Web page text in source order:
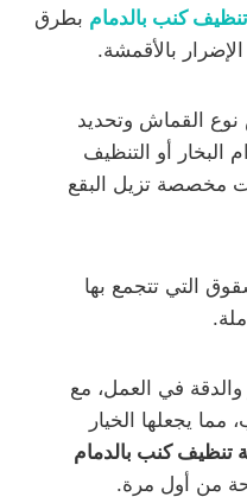
تنظيف كنب بالدمام بطرق
بالأقمشة.
القماش وتحديد
البخار أو التنظيف
مخصصة تزيل البقع
التي تتجمع بها
والدقة في العمل، مع
يجعلها الخيار
تنظيف كنب بالدمام
من أول مرة.